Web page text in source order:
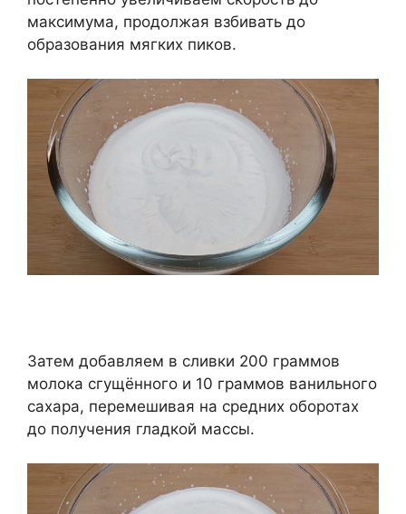
максимума, продолжая взбивать до
образования мягких пиков.
Затем добавляем в сливки 200 граммов
молока сгущённого и 10 граммов ванильного
сахара, перемешивая на средних оборотах
до получения гладкой массы.